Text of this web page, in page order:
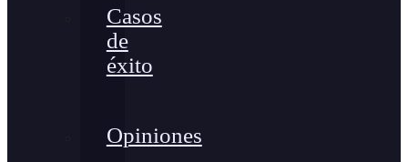
Casos
de
éxito
Opiniones